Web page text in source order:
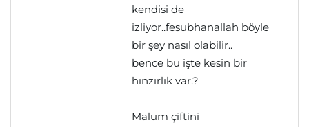
kendisi de
izliyor..fesubhanallah böyle
bir şey nasıl olabilir..
bence bu işte kesin bir
hınzırlık var.?
Malum çiftini